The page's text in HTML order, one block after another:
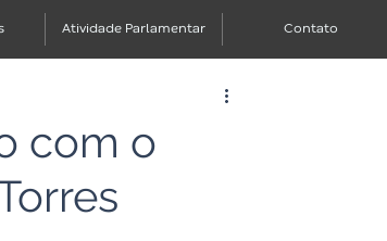
Atividade Parlamentar Contato
com o